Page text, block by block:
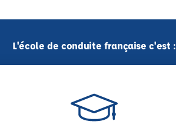
L'école de conduite française c'est :